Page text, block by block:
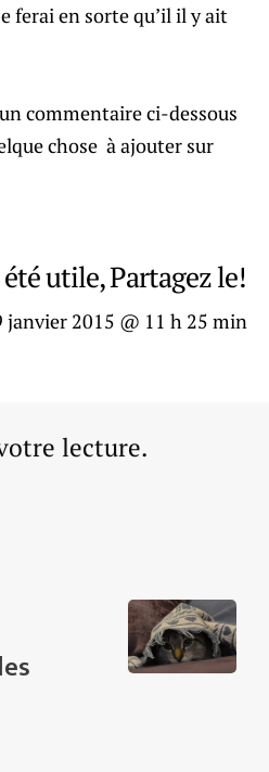
ferai en sorte qu’il il y ait
commentaire ci-dessous
chose à ajouter sur
utile, Partagez le!
janvier 2015 @ 11 h 25 min
lecture.